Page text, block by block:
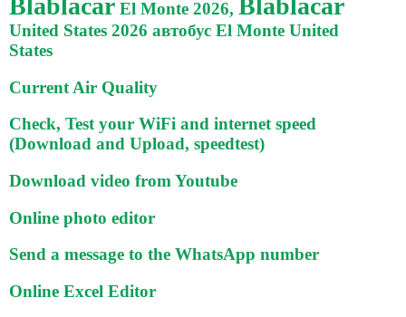
Blablacar El Monte 2026, Blablacar
United States 2026 автобус El Monte United
States
Current Air Quality
Check, Test your WiFi and internet speed
(Download and Upload, speedtest)
Download video from Youtube
Online photo editor
Send a message to the WhatsApp number
Online Excel Editor